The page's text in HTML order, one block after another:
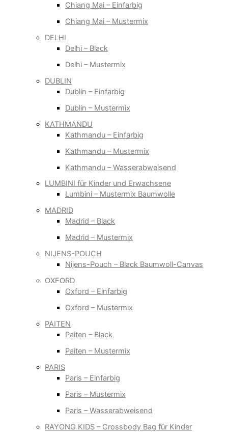
Chiang Mai – Einfarbig
Chiang Mai – Mustermix
DELHI
Delhi – Black
Delhi – Mustermix
DUBLIN
Dublin – Einfarbig
Dublin – Mustermix
KATHMANDU
Kathmandu – Einfarbig
Kathmandu – Mustermix
Kathmandu – Wasserabweisend
LUMBINI für Kinder und Erwachsene
Lumbini – Mustermix Baumwolle
MADRID
Madrid – Black
Madrid – Mustermix
NIJENS-POUCH
Nijens-Pouch – Black Baumwoll-Canvas
OXFORD
Oxford – Einfarbig
Oxford – Mustermix
PAITEN
Paiten – Black
Paiten – Mustermix
PARIS
Paris – Einfarbig
Paris – Mustermix
Paris – Wasserabweisend
RAYONG KIDS – Crossbody Bag für Kinder